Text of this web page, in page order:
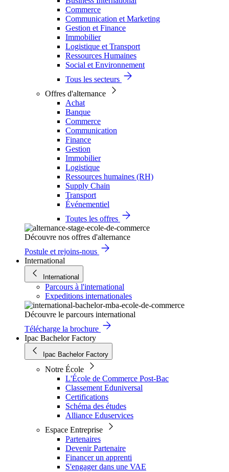
Commerce
Communication et Marketing
Gestion et Finance
Immobilier
Logistique et Transport
Ressources Humaines
Social et Environnement
Tous les secteurs
Offres d'alternance
Achat
Banque
Commerce
Communication
Finance
Gestion
Immobilier
Logistique
Ressources humaines (RH)
Supply Chain
Transport
Événementiel
Toutes les offres
Découvre nos offres d'alternance
Postule et rejoins-nous
International
International
Parcours à l'international
Expeditions internationales
Découvre le parcours international
Télécharge la brochure
Ipac Bachelor Factory
Ipac Bachelor Factory
Notre École
L'École de Commerce Post-Bac
Classement Eduniversal
Certifications
Schéma des études
Alliance Eduservices
Espace Entreprise
Partenaires
Devenir Partenaire
Financer un apprenti
S'engager dans une VAE